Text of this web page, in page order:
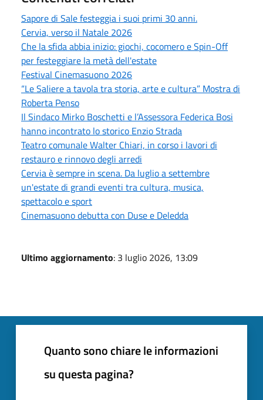
Sapore di Sale festeggia i suoi primi 30 anni.
Cervia, verso il Natale 2026
Che la sfida abbia inizio: giochi, cocomero e Spin-Off
per festeggiare la metà dell'estate
Festival Cinemasuono 2026
“Le Saliere a tavola tra storia, arte e cultura” Mostra di
Roberta Penso
Il Sindaco Mirko Boschetti e l’Assessora Federica Bosi
hanno incontrato lo storico Enzio Strada
Teatro comunale Walter Chiari, in corso i lavori di
restauro e rinnovo degli arredi
Cervia è sempre in scena. Da luglio a settembre
un'estate di grandi eventi tra cultura, musica,
spettacolo e sport
Cinemasuono debutta con Duse e Deledda
Ultimo aggiornamento: 3 luglio 2026, 13:09
Quanto sono chiare le informazioni
su questa pagina?